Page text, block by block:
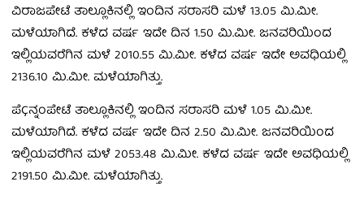
ವಿರಾಜಪೇಟೆ ತಾಲ್ಲೂಕಿನಲ್ಲಿ ಇಂದಿನ ಸರಾಸರಿ ಮಳೆ 13.05 ಮಿ.ಮೀ.
ಮಳೆಯಾಗಿದೆ. ಕಳೆದ ವರ್ಷ ಇದೇ ದಿನ 1.50 ಮಿ.ಮೀ. ಜನವರಿಯಿಂದ
ಇಲ್ಲಿಯವರೆಗಿನ ಮಳೆ 2010.55 ಮಿ.ಮೀ. ಕಳೆದ ವರ್ಷ ಇದೇ ಅವಧಿಯಲ್ಲಿ
2136.10 ಮಿ.ಮೀ. ಮಳೆಯಾಗಿತ್ತು.
ಪೆÇನ್ನಂಪೇಟೆ ತಾಲ್ಲೂಕಿನಲ್ಲಿ ಇಂದಿನ ಸರಾಸರಿ ಮಳೆ 1.05 ಮಿ.ಮೀ.
ಮಳೆಯಾಗಿದೆ. ಕಳೆದ ವರ್ಷ ಇದೇ ದಿನ 2.50 ಮಿ.ಮೀ. ಜನವರಿಯಿಂದ
ಇಲ್ಲಿಯವರೆಗಿನ ಮಳೆ 2053.48 ಮಿ.ಮೀ. ಕಳೆದ ವರ್ಷ ಇದೇ ಅವಧಿಯಲ್ಲಿ
2191.50 ಮಿ.ಮೀ. ಮಳೆಯಾಗಿತ್ತು.